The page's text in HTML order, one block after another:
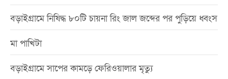
বড়াইগ্রামে নিষিদ্ধ ৮০টি চায়না রিং জাল জব্দের পর পুড়িয়ে ধ্বংস
মা পাখিটা
বড়াইগ্রামে সাপের কামড়ে ফেরিওয়ালার মৃত্যু